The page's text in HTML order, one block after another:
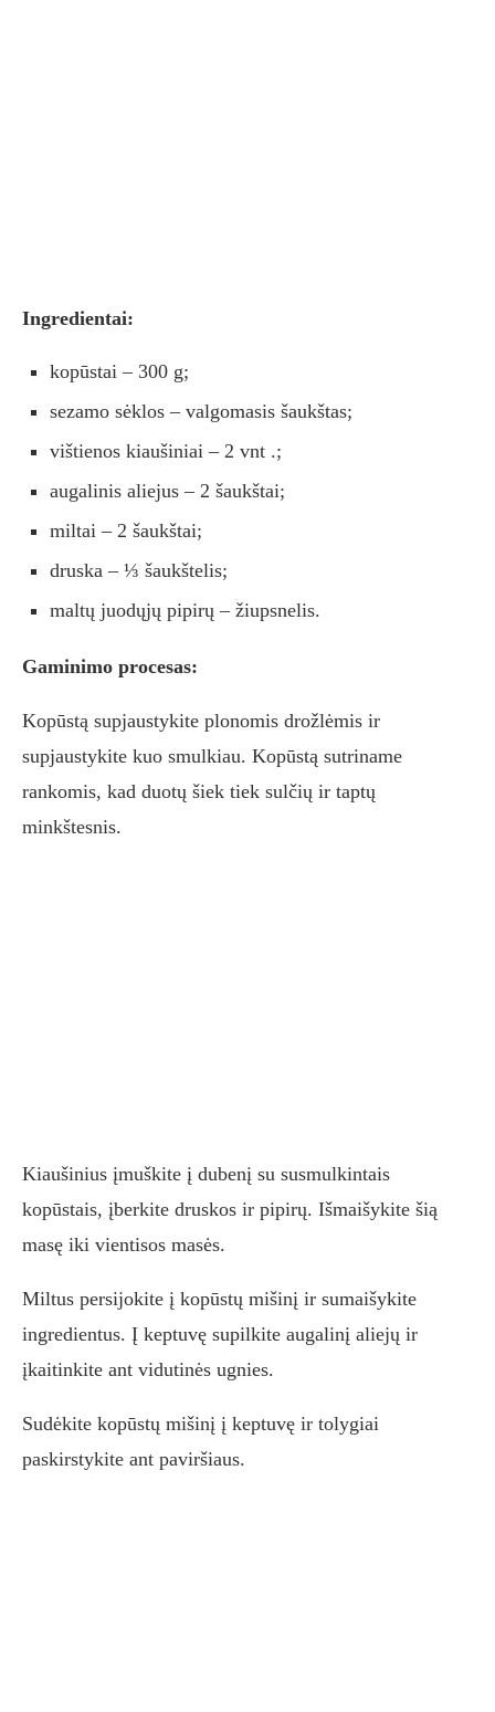
Ingredientai:
kopūstai – 300 g;
sezamo sėklos – valgomasis šaukštas;
vištienos kiaušiniai – 2 vnt .;
augalinis aliejus – 2 šaukštai;
miltai – 2 šaukštai;
druska – ⅓ šaukštelis;
maltų juodųjų pipirų – žiupsnelis.
Gaminimo procesas:
Kopūstą supjaustykite plonomis drožlėmis ir
supjaustykite kuo smulkiau. Kopūstą sutriname
rankomis, kad duotų šiek tiek sulčių ir taptų
minkštesnis.
Kiaušinius įmuškite į dubenį su susmulkintais
kopūstais, įberkite druskos ir pipirų. Išmaišykite šią
masę iki vientisos masės.
Miltus persijokite į kopūstų mišinį ir sumaišykite
ingredientus. Į keptuvę supilkite augalinį aliejų ir
įkaitinkite ant vidutinės ugnies.
Sudėkite kopūstų mišinį į keptuvę ir tolygiai
paskirstykite ant paviršiaus.